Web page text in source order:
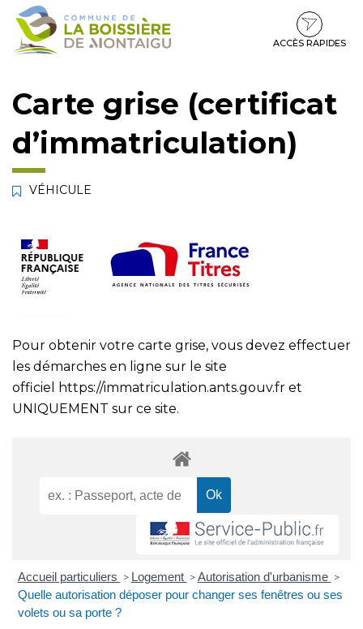
Gestion des traceurs
Aller
Aller
contenu
Aller
pied
ACCÈS RAPIDES
Carte grise (certificat
d’immatriculation)
VÉHICULE
Pour obtenir votre carte grise, vous devez effectuer
les démarches en ligne sur le site
officiel
https://immatriculation.ants.gouv.fr et
UNIQUEMENT sur ce site.
Accueil particuliers > Logement > Autorisation d'urbanisme >
Quelle autorisation déposer pour changer ses fenêtres ou ses
volets ou sa porte ?